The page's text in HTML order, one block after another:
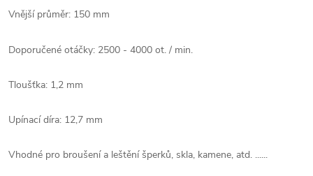
Vnější průměr: 150 mm
Doporučené otáčky: 2500 - 4000 ot. / min.
Tloušťka: 1,2 mm
Upínací díra: 12,7 mm
Vhodné pro broušení a leštění šperků, skla, kamene, atd. ......